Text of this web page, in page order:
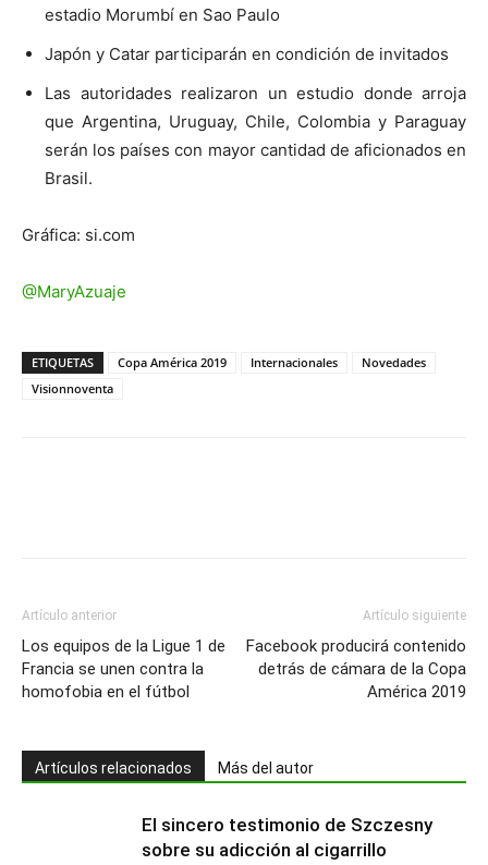
estadio Morumbí en Sao Paulo
Japón y Catar participarán en condición de invitados
Las autoridades realizaron un estudio donde arroja
que Argentina, Uruguay, Chile, Colombia y Paraguay
serán los países con mayor cantidad de aficionados en
Brasil.
Gráfica: si.com
@MaryAzuaje
ETIQUETAS Copa América 2019 Internacionales
Novedades
Visionnoventa
Artículo anterior
Los equipos de la Ligue 1 de
Francia se unen contra la
homofobia en el fútbol
Artículo siguiente
Facebook producirá contenido
detrás de cámara de la Copa
América 2019
Artículos relacionados Más del autor
El sincero testimonio de Szczesny
sobre su adicción al cigarrillo